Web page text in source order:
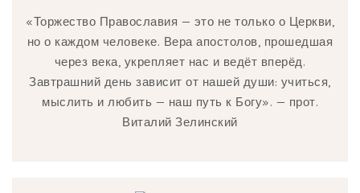
«Торжество Православия — это не только о Церкви,
но о каждом человеке. Вера апостолов, прошедшая
через века, укрепляет нас и ведёт вперёд.
Завтрашний день зависит от нашей души: учиться,
мыслить и любить — наш путь к Богу». — прот.
Виталий Зелинский